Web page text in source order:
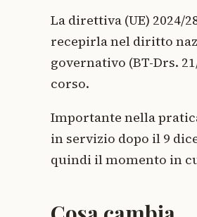
La direttiva (UE) 2024/
recepirla nel diritto
governativo (BT-Drs.
corso.
Importante nella
in servizio dopo il 9
quindi il momento in